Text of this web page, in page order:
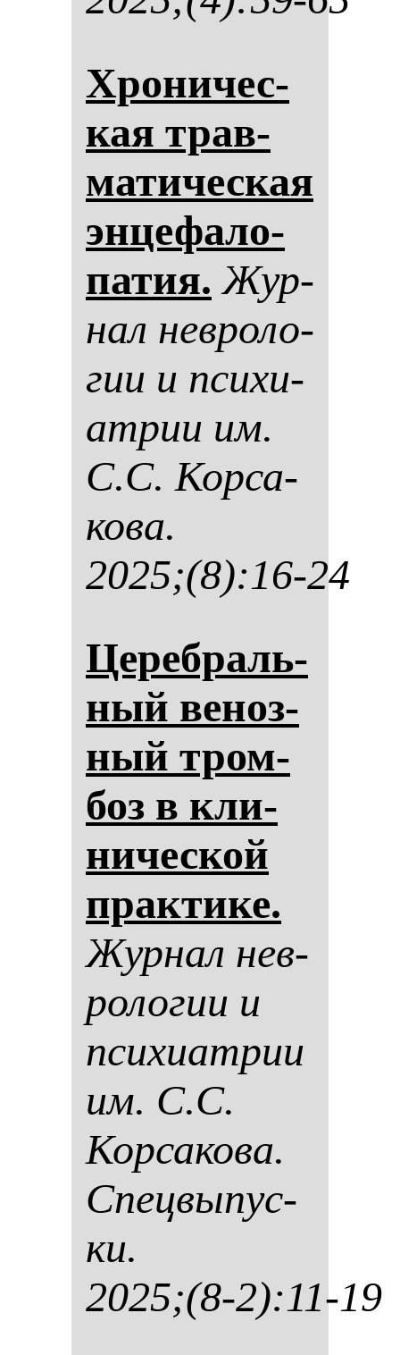
Хро­ни­чес­
кая трав­
ма­ти­чес­кая
эн­це­фа­ло­
па­тия. Жур­
нал нев­ро­ло­
гии и пси­хи­
ат­рии им.
С.С. Кор­са­
ко­ва.
2025;(8):16-24
Це­реб­раль­
ный ве­ноз­
ный тром­
боз в кли­
ни­чес­кой
прак­ти­ке.
Жур­нал нев­
ро­ло­гии и
пси­хи­ат­рии
им. С.С.
Кор­са­ко­ва.
Спец­вы­пус­
ки.
2025;(8-2):11-19